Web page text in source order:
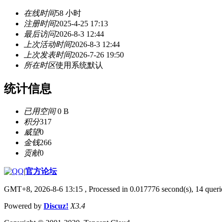
在线时间58 小时
注册时间2025-4-25 17:13
最后访问2026-8-3 12:44
上次活动时间2026-8-3 12:44
上次发表时间2026-7-26 19:50
所在时区使用系统默认
统计信息
已用空间0 B
积分317
威望0
金钱266
贡献0
|官方论坛
GMT+8, 2026-8-6 13:15 , Processed in 0.017776 second(s), 14
Powered by Discuz! X3.4